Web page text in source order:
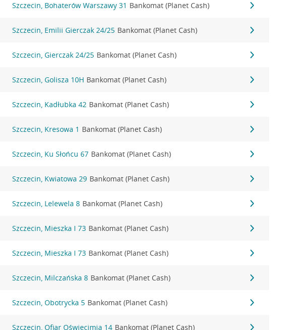
Szczecin, Bohaterów Warszawy 31 Bankomat (Planet Cash)
Szczecin, Emilii Gierczak 24/25 Bankomat (Planet Cash)
Szczecin, Gierczak 24/25 Bankomat (Planet Cash)
Szczecin, Golisza 10H Bankomat (Planet Cash)
Szczecin, Kadłubka 42 Bankomat (Planet Cash)
Szczecin, Kresowa 1 Bankomat (Planet Cash)
Szczecin, Ku Słońcu 67 Bankomat (Planet Cash)
Szczecin, Kwiatowa 29 Bankomat (Planet Cash)
Szczecin, Lelewela 8 Bankomat (Planet Cash)
Szczecin, Mieszka I 73 Bankomat (Planet Cash)
Szczecin, Mieszka I 73 Bankomat (Planet Cash)
Szczecin, Milczańska 8 Bankomat (Planet Cash)
Szczecin, Obotrycka 5 Bankomat (Planet Cash)
Szczecin, Ofiar Oświęcimia 14 Bankomat (Planet Cash)